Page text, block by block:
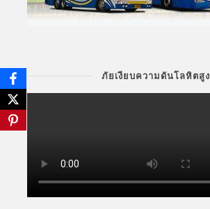
ภัยเงียบความดันโลหิตสูง